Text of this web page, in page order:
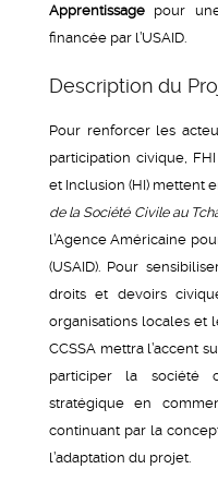
Apprentissage pour
financée par l’USAID.
Description du
Pour renforcer les
participation civique,
et Inclusion (HI) mettent
de la Société Civile au
l’Agence Américaine
(USAID). Pour
droits et devoirs
organisations locales et
CCSSA mettra l’accent
participer la société
stratégique en
continuant par la
l’adaptation du projet.